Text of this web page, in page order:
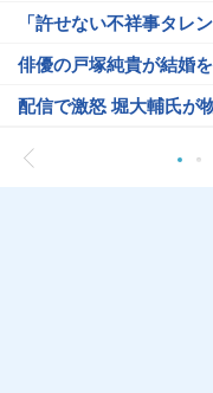
「許せない不祥事タレ
俳優の戸塚純貴が結婚
配信で激怒 堀大輔氏が